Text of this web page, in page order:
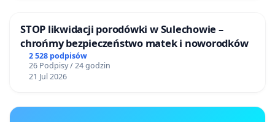
STOP likwidacji porodówki w Sulechowie –
chrońmy bezpieczeństwo matek i noworodków
2 528 podpisów
26 Podpisy / 24 godzin
21 Jul 2026